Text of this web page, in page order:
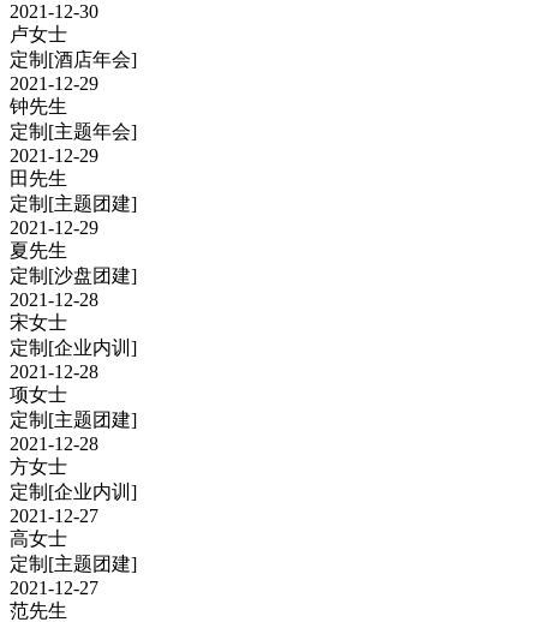
2021-12-30
卢女士
定制 [酒店年会]
2021-12-29
钟先生
定制 [主题年会]
2021-12-29
田先生
定制 [主题团建]
2021-12-29
夏先生
定制 [沙盘团建]
2021-12-28
宋女士
定制 [企业内训]
2021-12-28
项女士
定制 [主题团建]
2021-12-28
方女士
定制 [企业内训]
2021-12-27
高女士
定制 [主题团建]
2021-12-27
范先生